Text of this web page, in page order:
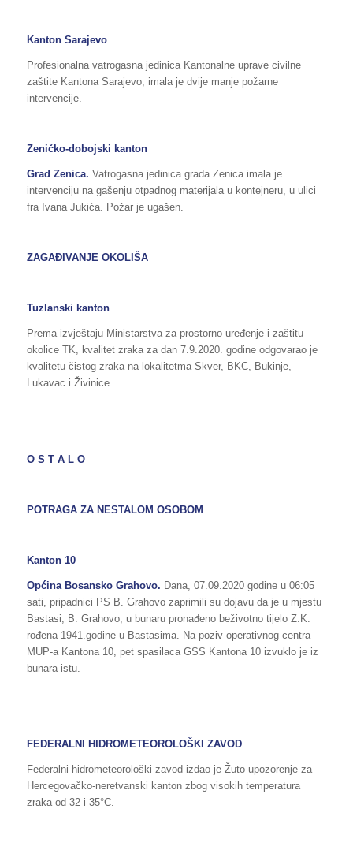
Kanton Sarajevo
Profesionalna vatrogasna jedinica Kantonalne uprave civilne
zaštite Kantona Sarajevo, imala je dvije manje požarne
intervencije.
Zeničko-dobojski kanton
Grad Zenica. Vatrogasna jedinica grada Zenica imala je
intervenciju na gašenju otpadnog materijala u kontejneru, u ulici
fra Ivana Jukića. Požar je ugašen.
ZAGAĐIVANJE OKOLIŠA
Tuzlanski kanton
Prema izvještaju Ministarstva za prostorno uređenje i zaštitu
okolice TK, kvalitet zraka za dan 7.9.2020. godine odgovarao je
kvalitetu čistog zraka na lokalitetma Skver, BKC, Bukinje,
Lukavac i Živinice.
O S T A L O
POTRAGA ZA NESTALOM OSOBOM
Kanton 10
Općina Bosansko Grahovo. Dana, 07.09.2020 godine u 06:05
sati, pripadnici PS B. Grahovo zaprimili su dojavu da je u mjestu
Bastasi, B. Grahovo, u bunaru pronađeno beživotno tijelo Z.K.
rođena 1941.godine u Bastasima. Na poziv operativnog centra
MUP-a Kantona 10, pet spasilaca GSS Kantona 10 izvuklo je iz
bunara istu.
FEDERALNI HIDROMETEOROLOŠKI ZAVOD
Federalni hidrometeorološki zavod izdao je Žuto upozorenje za
Hercegovačko-neretvanski kanton zbog visokih temperatura
zraka od 32 i 35°C.